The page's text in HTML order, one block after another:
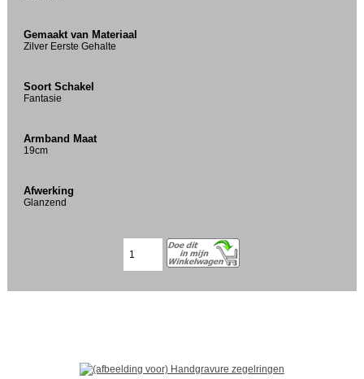
Gemaakt van Materiaal
Zilver Eerste Gehalte
Soort Schakel
Fantasie
Armband Maat
19cm
Afwerking
Glanzend